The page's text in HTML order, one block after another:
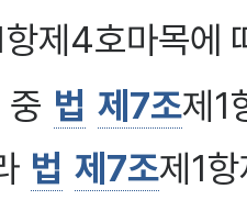
제4호마목에
법 제7조제1
법 제7조제1